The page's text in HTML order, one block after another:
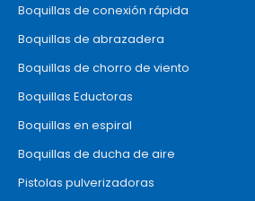
Boquillas de conexión rápida
Boquillas de abrazadera
Boquillas de chorro de viento
Boquillas Eductoras
Boquillas en espiral
Boquillas de ducha de aire
Pistolas pulverizadoras